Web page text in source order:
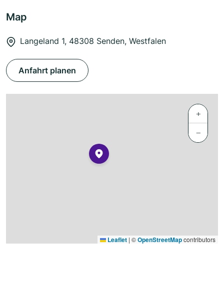
Map
Langeland 1, 48308 Senden, Westfalen
Anfahrt planen
+
−
Leaflet | ©OpenStreetMapcontributors